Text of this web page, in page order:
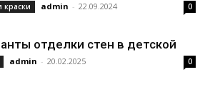
краски admin - 22.09.2024 0
отделки стен в детской
admin - 20.02.2025 0